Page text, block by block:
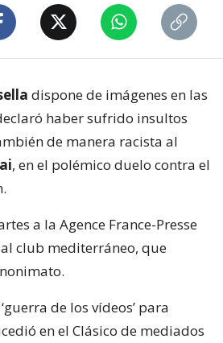
dispone de imágenes en las
haber sufrido insultos
de manera racista al
, en el polémico duelo contra el
a la Agence France-Presse
club mediterráneo, que
de los vídeos’ para
en el Clásico de mediados